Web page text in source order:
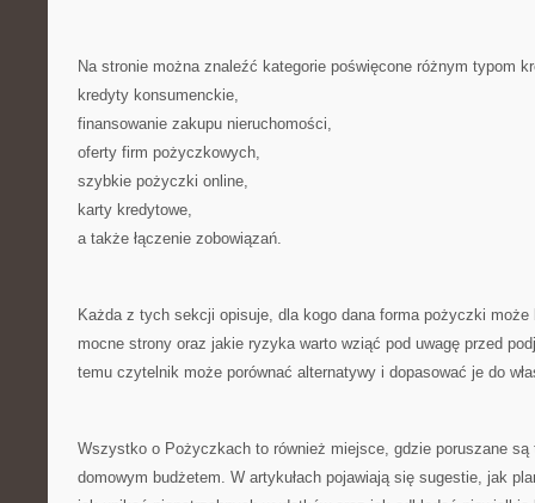
Na stronie można znaleźć kategorie poświęcone różnym typom
kredyty konsumenckie,
finansowanie zakupu nieruchomości,
oferty firm pożyczkowych,
szybkie pożyczki online,
karty kredytowe,
a także łączenie zobowiązań.
Każda z tych sekcji opisuje, dla kogo dana forma pożyczki może
mocne strony oraz jakie ryzyka warto wziąć pod uwagę przed
temu czytelnik może porównać alternatywy i dopasować je do
Wszystko o Pożyczkach to również miejsce, gdzie poruszane są
domowym budżetem. W artykułach pojawiają się sugestie, jak